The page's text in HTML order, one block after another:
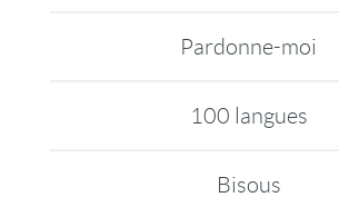
Pardonne-moi
100 langues
Bisous